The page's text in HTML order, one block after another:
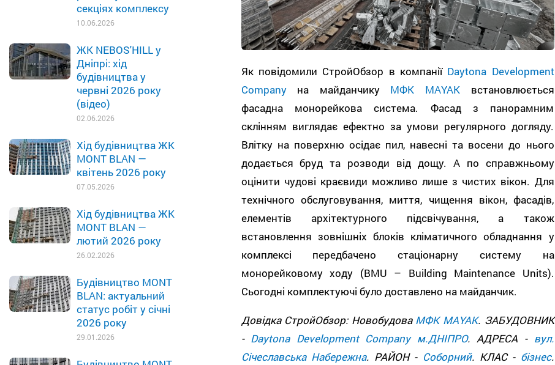
секціях комплексу
10.06.2026
ЖК NEBOS'HILL у
Дніпрі: хід
будівництва у
червні 2026 року
(відео)
02.06.2026
Хід будівництва ЖК
MONT BLAN —
квітень 2026 року
07.05.2026
Хід будівництва ЖК
MONT BLAN —
лютий 2026 року
26.02.2026
Будівництво MONT
BLAN: актуальний
статус робіт у січні
2026 року
29.01.2026
Як повідомили СтройОбзор в компанії Daytona Development
Companyна майданчику МФК MAYAKвстановлюється
фасадна монорейкова система. Фасад з панорамним
склінням виглядає ефектно за умови регулярного догляду.
Влітку на поверхню осідає пил, навесні та восени до нього
додається бруд та розводи від дощу. А по справжньому
оцінити чудові краєвиди можливо лише з чистих вікон. Для
технічного обслуговування, миття, чищення вікон, фасадів,
елементів архітектурного підсвічування, а також
встановлення зовнішніх блоків кліматичного обладнання у
комплексі передбачено стаціонарну систему на
монорейковому ходу (BMU – Building Maintenance Units).
Сьогодні комплектуючі було доставлено на майданчик.
Довідка СтройОбзор: Новобудова МФК MAYAK. ЗАБУДОВНИК
- Daytona Development Company м.ДНІПРО. АДРЕСА - вул.
Січеславська Набережна. РАЙОН - Соборний. КЛАС - бізнес.